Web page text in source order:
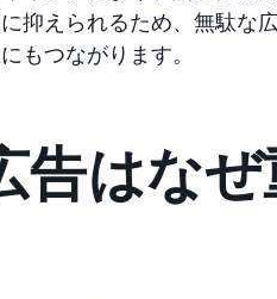
抑えられるため、無駄な
もつながります。
告はなぜ